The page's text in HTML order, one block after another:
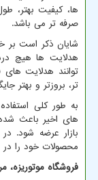
ها، کیفیت بهتر،
صرفه تر می باشد.
شایان ذکر است بر
هدلایت ها هیچ
توانند هدلایت
تر، بروزتر و بهتر
به طور کلی
های اخیر باعث
بازار عرضه شود.
محصولات خود را در
فروشگاه